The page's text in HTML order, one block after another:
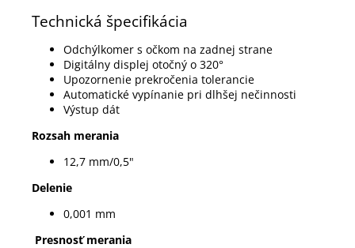
Technická špecifikácia
Odchýlkomer s očkom na zadnej strane
Digitálny displej otočný o 320°
Upozornenie prekročenia tolerancie
Automatické vypínanie pri dlhšej nečinnosti
Výstup dát
Rozsah merania
12,7 mm/0,5"
Delenie
0,001 mm
Presnosť merania